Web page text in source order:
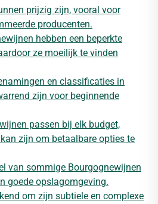
prijzig zijn, vooral voor
producenten.
hebben een beperkte
ze moeilijk te vinden
en classificaties in
zijn voor beginnende
passen bij elk budget,
zijn om betaalbare opties te
van sommige Bourgognewijnen
goede opslagomgeving.
om zijn subtiele en complexe